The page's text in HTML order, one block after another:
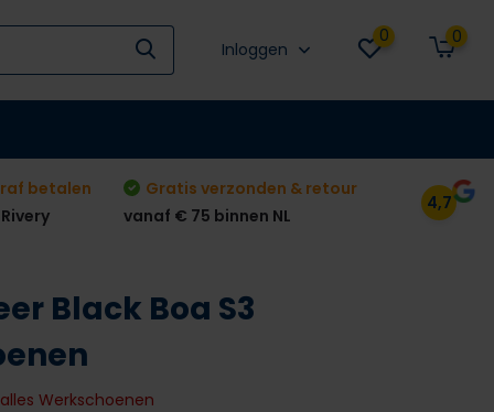
Inloggen
0 0
betalen
Gratis verzonden & retour
vanaf € 75 binnen NL
4,7
Black Boa S3
Werkschoenen